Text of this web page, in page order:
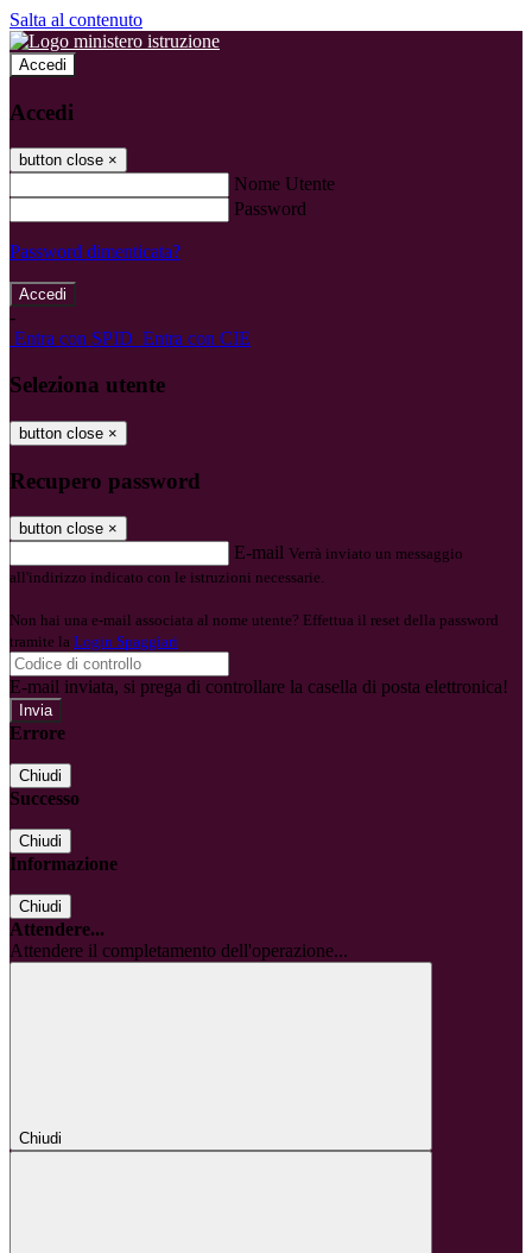
Salta al contenuto
Accedi
Accedi
button close ×
Nome Utente
Password
Password dimenticata?
-
Entra con SPID Entra con CIE
Seleziona utente
button close ×
Recupero password
button close ×
E-mail Verrà inviato un messaggio
all'indirizzo indicato con le istruzioni necessarie.
Non hai una e-mail associata al nome utente? Effettua il reset della password
tramite la Login Spaggiari
E-mail inviata, si prega di controllare la casella di posta elettronica!
Errore
Chiudi
Successo
Chiudi
Informazione
Chiudi
Attendere...
Attendere il completamento dell'operazione...
Chiudi